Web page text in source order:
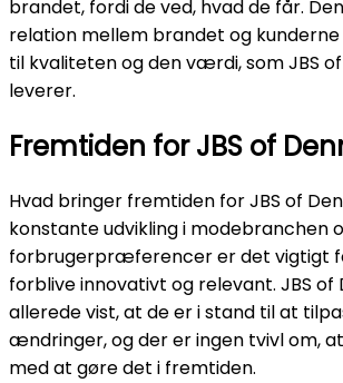
brandet, fordi de ved, hvad de får.
relation mellem brandet og
til kvaliteten og den værdi, som JBS
leverer.
Fremtiden for JBS of
Hvad bringer fremtiden for JBS of
konstante udvikling i modebranchen
forbrugerpræferencer er det vigtigt
forblive innovativt og relevant. JBS of
allerede vist, at de er i stand til at
ændringer, og der er ingen tvivl om,
med at gøre det i fremtiden.